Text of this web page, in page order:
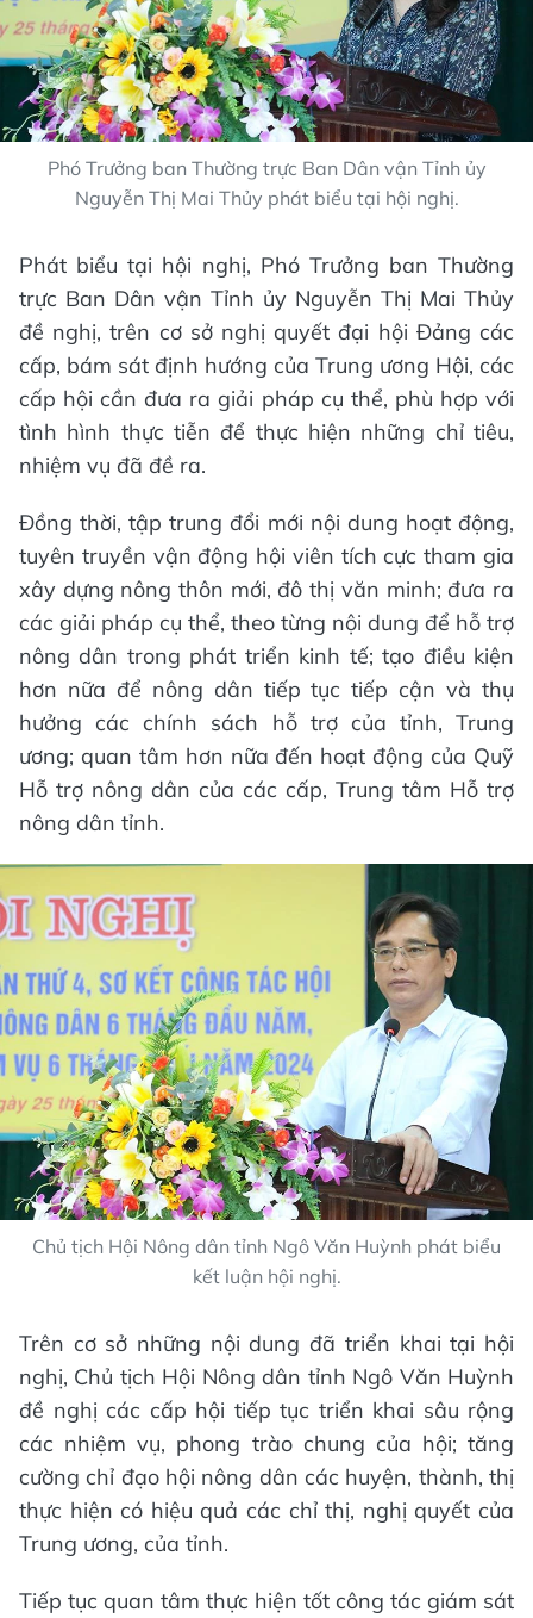
Phó Trưởng ban Thường trực Ban Dân vận Tỉnh ủy
Nguyễn Thị Mai Thủy phát biểu tại hội nghị.
Phát biểu tại hội nghị, Phó Trưởng ban Thường
trực Ban Dân vận Tỉnh ủy Nguyễn Thị Mai Thủy
đề nghị, trên cơ sở nghị quyết đại hội Đảng các
cấp, bám sát định hướng của Trung ương Hội, các
cấp hội cần đưa ra giải pháp cụ thể, phù hợp với
tình hình thực tiễn để thực hiện những chỉ tiêu,
nhiệm vụ đã đề ra.
Đồng thời, tập trung đổi mới nội dung hoạt động,
tuyên truyền vận động hội viên tích cực tham gia
xây dựng nông thôn mới, đô thị văn minh; đưa ra
các giải pháp cụ thể, theo từng nội dung để hỗ trợ
nông dân trong phát triển kinh tế; tạo điều kiện
hơn nữa để nông dân tiếp tục tiếp cận và thụ
hưởng các chính sách hỗ trợ của tỉnh, Trung
ương; quan tâm hơn nữa đến hoạt động của Quỹ
Hỗ trợ nông dân của các cấp, Trung tâm Hỗ trợ
nông dân tỉnh.
Chủ tịch Hội Nông dân tỉnh Ngô Văn Huỳnh phát biểu
kết luận hội nghị.
Trên cơ sở những nội dung đã triển khai tại hội
nghị, Chủ tịch Hội Nông dân tỉnh Ngô Văn Huỳnh
đề nghị các cấp hội tiếp tục triển khai sâu rộng
các nhiệm vụ, phong trào chung của hội; tăng
cường chỉ đạo hội nông dân các huyện, thành, thị
thực hiện có hiệu quả các chỉ thị, nghị quyết của
Trung ương, của tỉnh.
Tiếp tục quan tâm thực hiện tốt công tác giám sát